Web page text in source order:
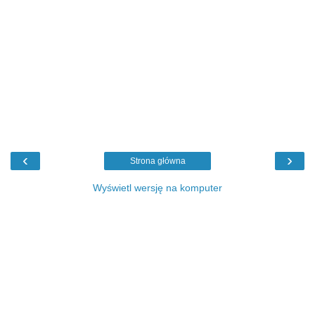
‹ ›
Strona główna
Wyświetl wersję na komputer